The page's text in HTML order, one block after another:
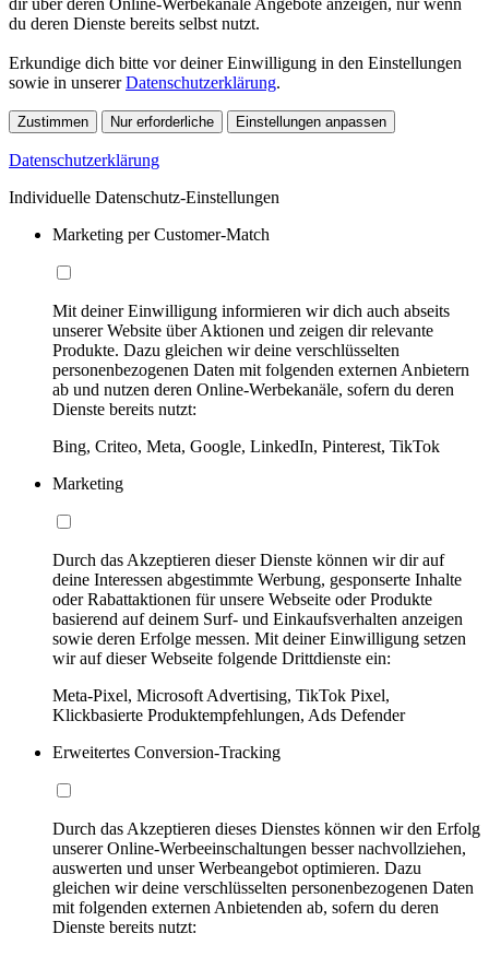
du deren Dienste bereits selbst nutzt.
Erkundige dich bitte vor deiner Einwilligung in den Einstellungen
sowie in unsererDatenschutzerklärung.
Zustimmen Nur erforderliche Einstellungen anpassen
Datenschutzerklärung
Individuelle Datenschutz-Einstellungen
Marketing per Customer-Match
Mit deiner Einwilligung informieren wir dich auch abseits
unserer Website über Aktionen und zeigen dir relevante
Produkte. Dazu gleichen wir deine verschlüsselten
personenbezogenen Daten mit folgenden externen Anbietern
ab und nutzen deren Online-Werbekanäle, sofern du deren
Dienste bereits nutzt:
Bing, Criteo, Meta, Google, LinkedIn, Pinterest, TikTok
Marketing
Durch das Akzeptieren dieser Dienste können wir dir auf
deine Interessen abgestimmte Werbung, gesponserte Inhalte
oder Rabattaktionen für unsere Webseite oder Produkte
basierend auf deinem Surf- und Einkaufsverhalten anzeigen
sowie deren Erfolge messen. Mit deiner Einwilligung setzen
wir auf dieser Webseite folgende Drittdienste ein:
Meta-Pixel, Microsoft Advertising, TikTok Pixel,
Klickbasierte Produktempfehlungen, Ads Defender
Erweitertes Conversion-Tracking
Durch das Akzeptieren dieses Dienstes können wir den Erfolg
unserer Online-Werbeeinschaltungen besser nachvollziehen,
auswerten und unser Werbeangebot optimieren. Dazu
gleichen wir deine verschlüsselten personenbezogenen Daten
mit folgenden externen Anbietenden ab, sofern du deren
Dienste bereits nutzt: